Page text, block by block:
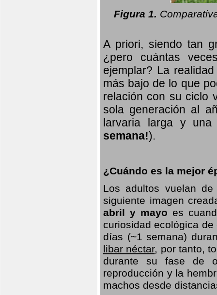
Figura 1.
A priori, siendo tan
¿pero cuántas
ejemplar? La
más bajo de lo que
relación con su ciclo
sola generación al
larvaria largay una
semana!).
¿Cuándo es la mejor
Los adultos vuelan
siguiente imagen
abril y mayo es
curiosidad ecológica
días (~1 semana)
libar néctar, por tanto,
durante su fase de
reproducción y la
machos desde